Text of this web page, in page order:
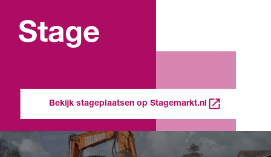
Stage
Bekijk stageplaatsen op Stagemarkt.nl